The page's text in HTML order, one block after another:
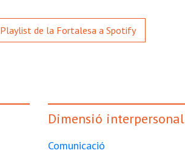
Playlist de la Fortalesa a Spotify
Dimensió interpersonal
Comunicació